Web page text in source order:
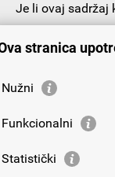
Je li ovaj sadržaj
Vaša e-adresa:
stranica
Nužni
Funkcionalni
Statistički